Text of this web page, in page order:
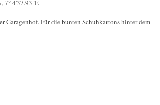
7° 4'37.93"E
Garagenhof. Für die bunten Schuhkartons hinter dem